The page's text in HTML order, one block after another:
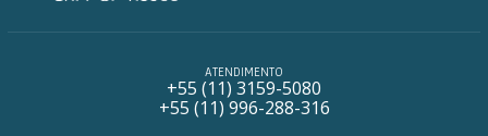
ATENDIMENTO
+55 (11) 3159-5080
+55 (11) 996-288-316